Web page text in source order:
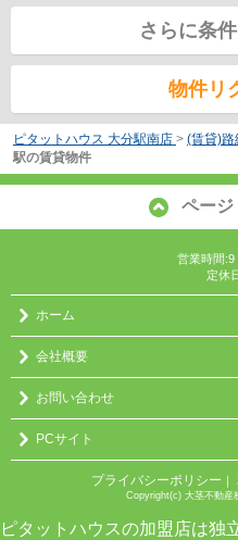
さらに条
物件リ
ピタットハウス 大分駅南店 > (賃貸)路
駅の賃貸物件
ページ
営業時間:9
定休
ホーム
会社概要
お問い合わせ
PCサイト
プライバシーポリシー ｜
Copyright(c) 大茎不動産
ピタットハウスの加盟店は独